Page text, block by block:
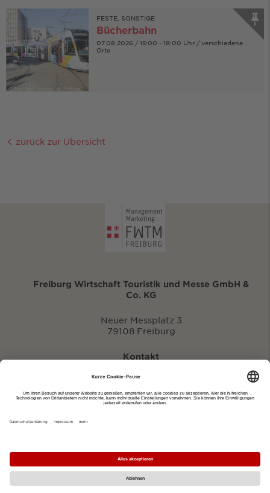
© Foto: VAG Freiburg / A. Thölking
FESTE, SONSTIGE
Bücherbahn
07.08.2026 / 15:00 - 18:00 Uhr / verschiedene
Orte
zurück zur Übersicht
Freiburg Wirtschaft Touristik und Messe GmbH &
Co. KG
Neuer Messplatz 3
79108 Freiburg
Kontakt
eventportal@fwtm.de
Impressum